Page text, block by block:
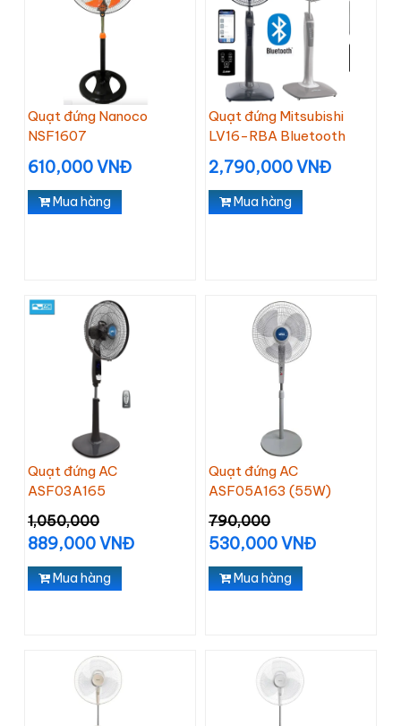
Quạt đứng Nanoco
NSF1607
610,000 VNĐ
Mua hàng
Quạt đứng Mitsubishi
LV16-RBA Bluetooth
2,790,000 VNĐ
Mua hàng
Quạt đứng AC
ASF03A165
1,050,000
889,000 VNĐ
Mua hàng
Quạt đứng AC
ASF05A163 (55W)
790,000
530,000 VNĐ
Mua hàng